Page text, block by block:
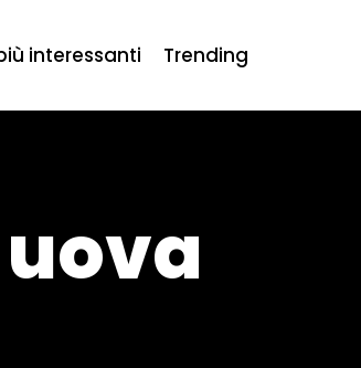
interessanti Trending